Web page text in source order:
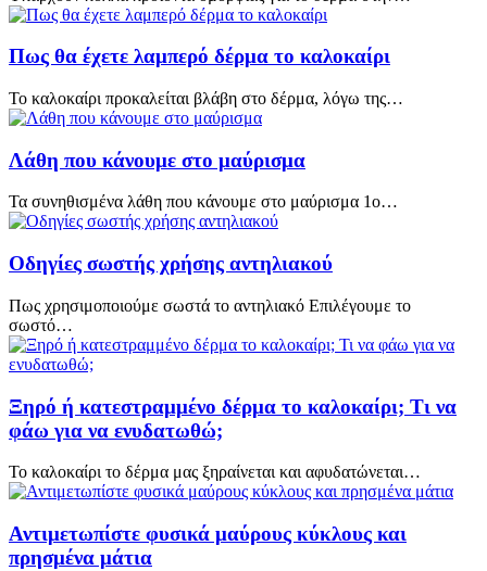
Πως θα έχετε λαμπερό δέρμα το καλοκαίρι
Το καλοκαίρι προκαλείται βλάβη στο δέρμα, λόγω της…
Λάθη που κάνουμε στο μαύρισμα
Τα συνηθισμένα λάθη που κάνουμε στο μαύρισμα 1ο…
Οδηγίες σωστής χρήσης αντηλιακού
Πως χρησιμοποιούμε σωστά το αντηλιακό Επιλέγουμε το
σωστό…
Ξηρό ή κατεστραμμένο δέρμα το καλοκαίρι; Τι να
φάω για να ενυδατωθώ;
Το καλοκαίρι το δέρμα μας ξηραίνεται και αφυδατώνεται…
Αντιμετωπίστε φυσικά μαύρους κύκλους και
πρησμένα μάτια